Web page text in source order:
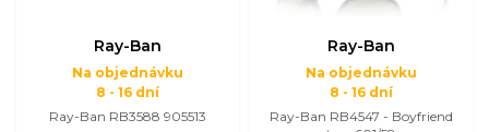
Ray-Ban
Na objednávku
8 - 16 dní
Ray-Ban RB3588 905513
Ray-Ban
Na objednávku
8 - 16 dní
Ray-Ban RB4547 - Boyfriend